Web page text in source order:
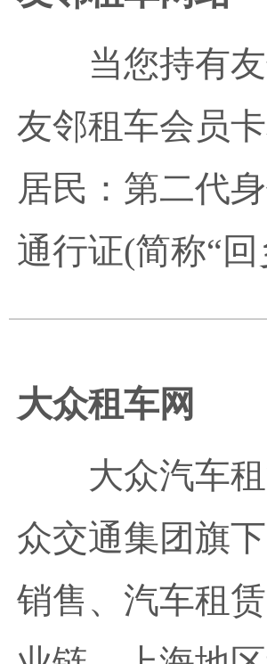
当您持有
友邻租车会员
居民：第二代
通行证(简称“
大众租车网
大众汽车
众交通集团旗
销售、汽车租